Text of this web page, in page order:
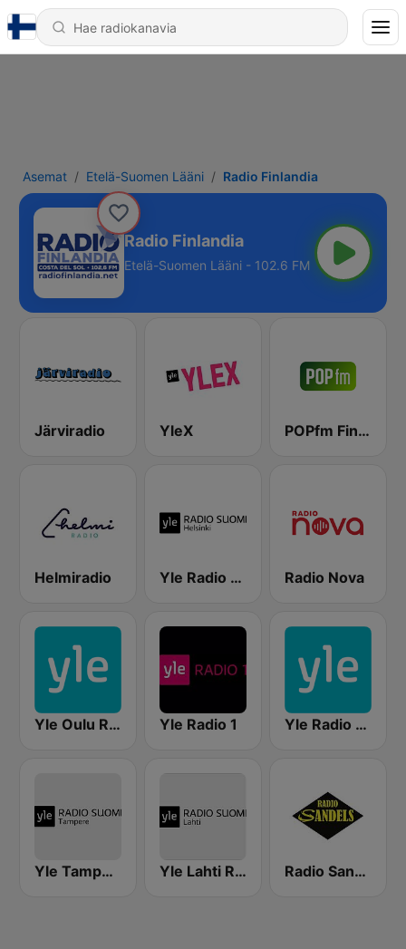
Asemat Etelä-Suomen Lääni Radio Finlandia
Radio Finlandia
Etelä-Suomen Lääni - 102.6 FM
Järviradio YleX POPfm Finland
Helmiradio Yle Radio Suomi Helsinki Radio Nova
Yle Oulu Radio Yle Radio 1 Yle Radio Häme
Yle Tampere Radio Yle Lahti Radio Suomi Radio Sandels